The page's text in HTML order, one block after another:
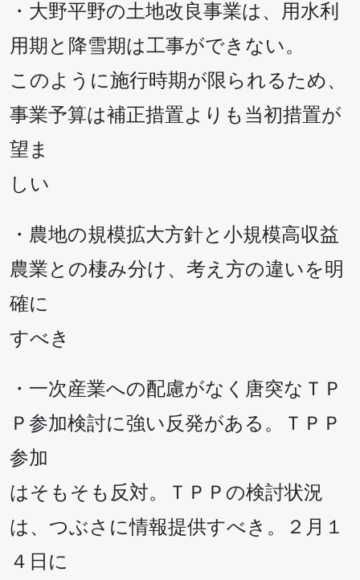
・大野平野の土地改良事業は、用水利
用期と降雪期は工事ができない。
このように施行時期が限られるため、
事業予算は補正措置よりも当初措置が
望ま
しい
・農地の規模拡大方針と小規模高収益
農業との棲み分け、考え方の違いを明
確に
すべき
・一次産業への配慮がなく唐突なＴＰ
Ｐ参加検討に強い反発がある。ＴＰＰ
参加
はそもそも反対。ＴＰＰの検討状況
は、つぶさに情報提供すべき。２月１
４日に